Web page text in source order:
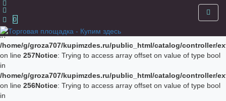
Notice
/home/g/groza707/kupimzdes.ru/public_html/catalog/controller/
on line
in
/home/g/groza707/kupimzdes.ru/public_html/catalog/controller/
on line 257Notice: Trying to access array offset on value of type bool
in
/home/g/groza707/kupimzdes.ru/public_html/catalog/controller/
on line 256Notice: Trying to access array offset on value of type bool
in
0